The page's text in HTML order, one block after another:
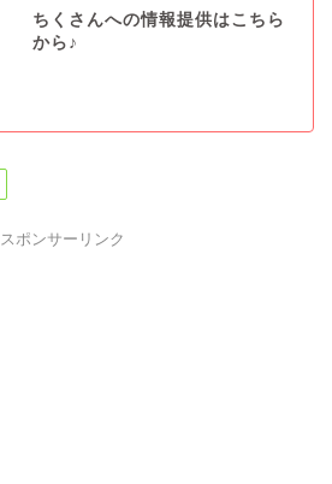
ちくさんへの情報提供はこちら
から♪
スポンサーリンク